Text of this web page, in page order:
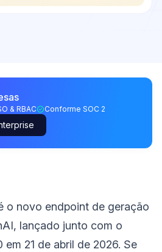
& RBAC Conforme SOC 2
o novo endpoint de geração
lançado junto com o
em 21 de abril de 2026. Se